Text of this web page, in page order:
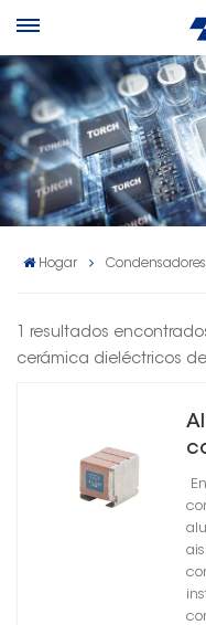
Hogar
1 resultados
cerámica dieléctricos